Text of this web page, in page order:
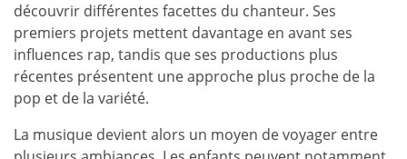
découvrir différentes facettes du chanteur. Ses
premiers projets mettent davantage en avant ses
influences rap, tandis que ses productions plus
récentes présentent une approche plus proche de la
pop et de la variété.
La musique devient alors un moyen de voyager entre